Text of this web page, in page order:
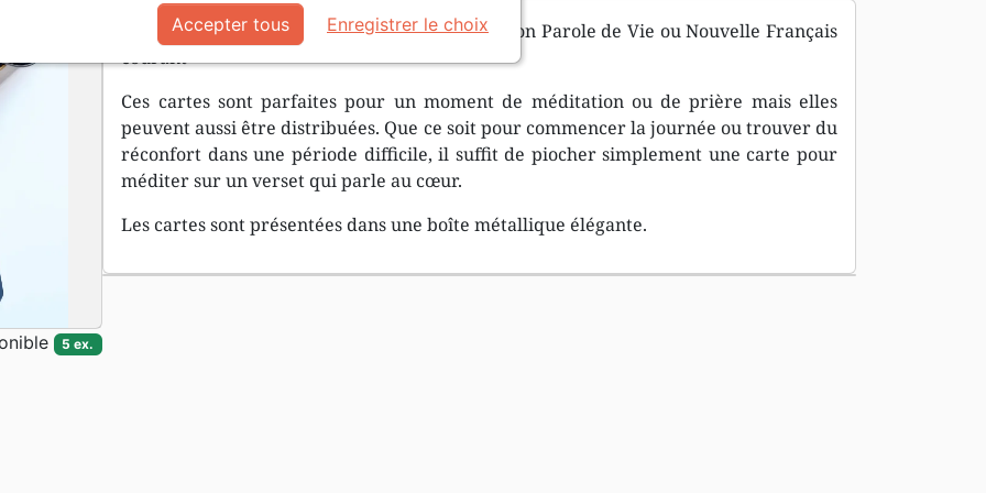
Boîtier en métal de 50 cartes recto-verso Version Parole de Vie ou Nouvelle Français
courant
Ces cartes sont parfaites pour un moment de méditation ou de prière mais elles
peuvent aussi être distribuées. Que ce soit pour commencer la journée ou trouver du
réconfort dans une période difficile, il suffit de piocher simplement une carte pour
méditer sur un verset qui parle au cœur.
Les cartes sont présentées dans une boîte métallique élégante.
5 ex.
Accepter tous Enregistrer le choix